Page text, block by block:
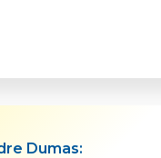
Dumas: